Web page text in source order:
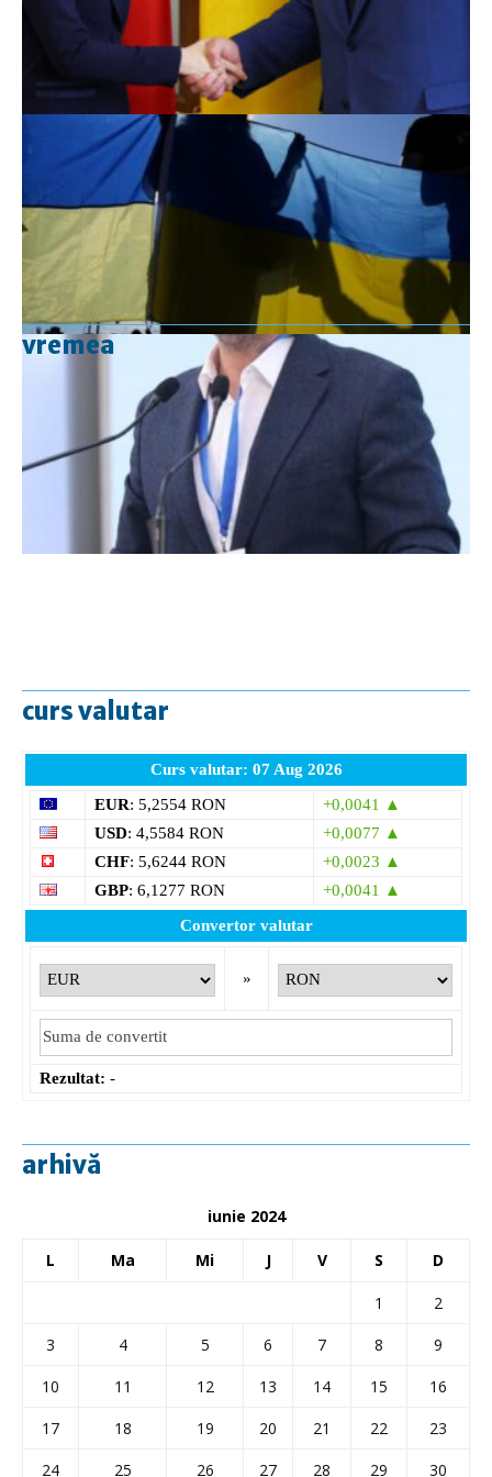
vremea
curs valutar
Curs valutar: 07 Aug 2026
EUR: 5,2554 RON
+0,0041 ▲
USD: 4,5584 RON
+0,0077 ▲
CHF: 5,6244 RON
+0,0023 ▲
GBP: 6,1277 RON
+0,0041 ▲
Convertor valutar
»
Rezultat: -
arhivă
iunie 2024
L Ma Mi J V S D
1
2
3
4 5 6 7 8
9
10
11 12 13 14 15
16
17
18 19 20 21 22
23
24
25 26 27 28 29 30